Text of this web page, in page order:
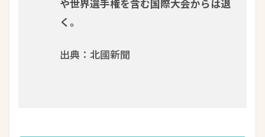
や世界選手権を含む国際大会からは退
く。
出典：北國新聞